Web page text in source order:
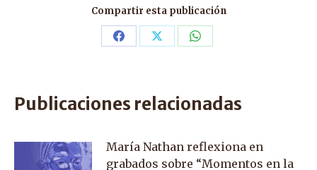
Compartir esta publicación
Share Share Share
Publicaciones relacionadas
María Nathan reflexiona en
grabados sobre “Momentos en la